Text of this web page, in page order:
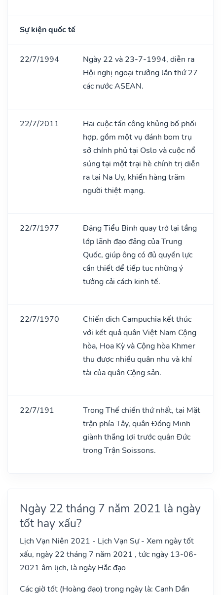
Sự kiện quốc tế
22/7/1994
Ngày 22 và 23-7-1994, diễn ra
Hội nghị ngoại trưởng lần thứ 27
các nước ASEAN.
22/7/2011
Hai cuộc tấn công khủng bố phối
hợp, gồm một vụ đánh bom trụ
sở chính phủ tại Oslo và cuộc nổ
súng tại một trại hè chính trị diễn
ra tại Na Uy, khiến hàng trăm
người thiệt mạng.
22/7/1977
Đặng Tiểu Bình quay trở lại tầng
lớp lãnh đạo đảng của Trung
Quốc, giúp ông có đủ quyền lực
cần thiết để tiếp tục những ý
tưởng cải cách kinh tế.
22/7/1970
Chiến dịch Campuchia kết thúc
với kết quả quân Việt Nam Cộng
hòa, Hoa Kỳ và Cộng hòa Khmer
thu được nhiều quân nhu và khí
tài của quân Cộng sản.
22/7/191
Trong Thế chiến thứ nhất, tại Mặt
trận phía Tây, quân Đồng Minh
giành thắng lợi trước quân Đức
trong Trận Soissons.
Ngày 22 tháng 7 năm 2021 là ngày
tốt hay xấu?
Lịch Vạn Niên 2021 - Lịch Vạn Sự - Xem ngày tốt
xấu, ngày 22 tháng 7 năm 2021 , tức ngày 13-06-
2021 âm lịch, là ngày Hắc đạo
Các giờ tốt (Hoàng đạo) trong ngày là: Canh Dần